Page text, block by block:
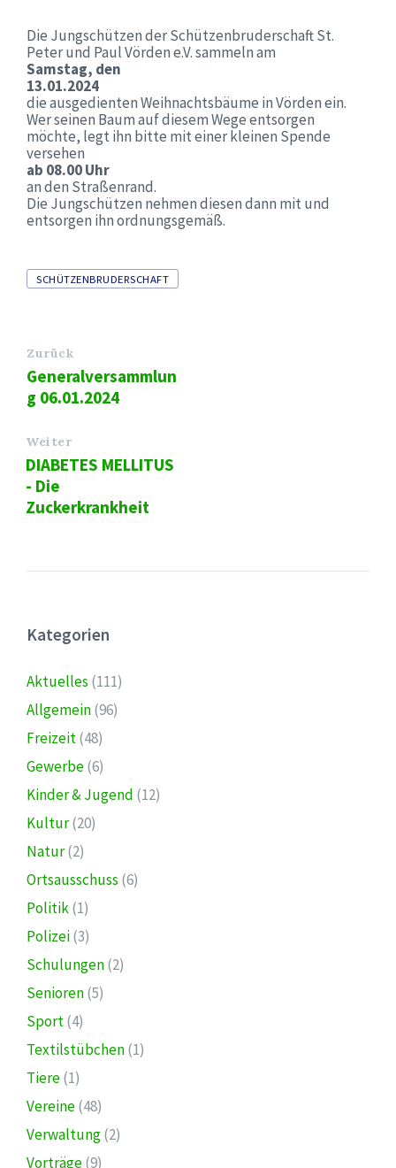
Die Jungschützen der Schützenbruderschaft St.
Peter und Paul Vörden e.V. sammeln am
Samstag, den
13.01.2024
die ausgedienten Weihnachtsbäume in Vörden ein.
Wer seinen Baum auf diesem Wege entsorgen
möchte, legt ihn bitte mit einer kleinen Spende
versehen
ab 08.00 Uhr
an den Straßenrand.
Die Jungschützen nehmen diesen dann mit und
entsorgen ihn ordnungsgemäß.
Tags
SCHÜTZENBRUDERSCHAFT
Zurück
Generalversammlun
g 06.01.2024
Weiter
DIABETES MELLITUS
- Die
Zuckerkrankheit
Kategorien
Aktuelles (111)
Allgemein(96)
Freizeit(48)
Gewerbe(6)
Kinder & Jugend (12)
Kultur(20)
Natur(2)
Ortsausschuss (6)
Politik(1)
Polizei(3)
Schulungen(2)
Senioren(5)
Sport(4)
Textilstübchen(1)
Tiere(1)
Vereine(48)
Verwaltung(2)
Vorträge(9)